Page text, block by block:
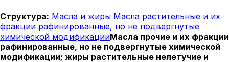
Структура: Масла и жиры Масла растительные и их
фракции рафинированные, но не подвергнутые
химической модификацииМасла прочие и их фракции
рафинированные, но не подвергнутые химической
модификации; жиры растительные нелетучие и